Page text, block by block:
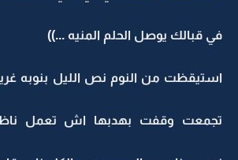
في قبالك يوصل الحلم المنيه ...))
استيقظت من النوم نص الليل بنوبه
تجمعت وقفت بهدبها اش تعمل